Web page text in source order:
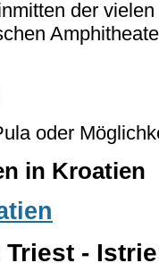
der
oder
in Kroatien
-